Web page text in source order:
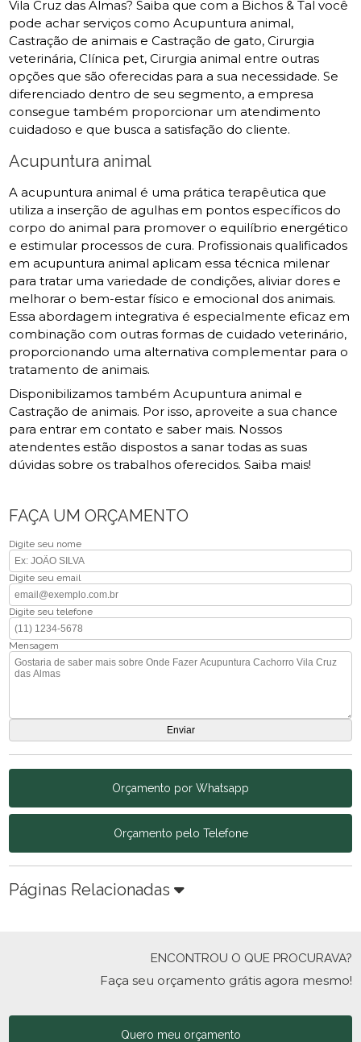
Vila Cruz das Almas? Saiba que com a Bichos & Tal você
pode achar serviços como Acupuntura animal,
Castração de animais e Castração de gato, Cirurgia
veterinária, Clínica pet, Cirurgia animal entre outras
opções que são oferecidas para a sua necessidade. Se
diferenciado dentro de seu segmento, a empresa
consegue também proporcionar um atendimento
cuidadoso e que busca a satisfação do cliente.
Acupuntura animal
A acupuntura animal é uma prática terapêutica que
utiliza a inserção de agulhas em pontos específicos do
corpo do animal para promover o equilíbrio energético
e estimular processos de cura. Profissionais qualificados
em acupuntura animal aplicam essa técnica milenar
para tratar uma variedade de condições, aliviar dores e
melhorar o bem-estar físico e emocional dos animais.
Essa abordagem integrativa é especialmente eficaz em
combinação com outras formas de cuidado veterinário,
proporcionando uma alternativa complementar para o
tratamento de animais.
Disponibilizamos também Acupuntura animal e
Castração de animais. Por isso, aproveite a sua chance
para entrar em contato e saber mais. Nossos
atendentes estão dispostos a sanar todas as suas
dúvidas sobre os trabalhos oferecidos. Saiba mais!
FAÇA UM ORÇAMENTO
Digite seu nome
Digite seu email
Digite seu telefone
Mensagem
Orçamento por Whatsapp
Orçamento pelo Telefone
Páginas Relacionadas
ENCONTROU O QUE PROCURAVA?
Faça seu orçamento grátis agora mesmo!
Quero meu orçamento